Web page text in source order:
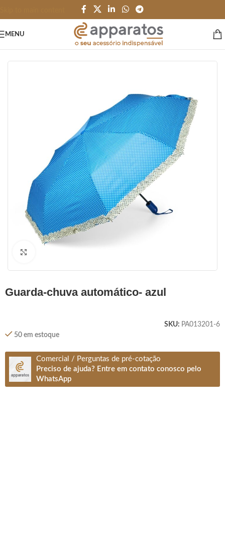
MENU
guarda-chuva automático- azul
SKU: PA013201-6
50 em estoque
Comercial / Perguntas de pré-cotação
Preciso de ajuda? Entre em contato conosco pelo
WhatsApp